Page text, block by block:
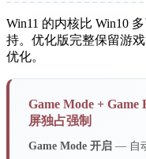
Win11 的内核比 Win10
持。优化版完整保留游
优化。
Game Mode +
屏独占强制
Game Mode 开启 — 自